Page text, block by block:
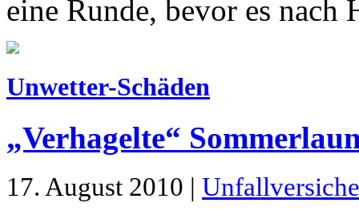
eine Runde, bevor es nach
Unwetter-Schäden
„Verhagelte“
17. August 2010 |